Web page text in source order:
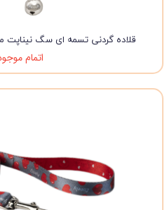
قلاده گردنی تسمه ای سگ نیناپت
اتمام